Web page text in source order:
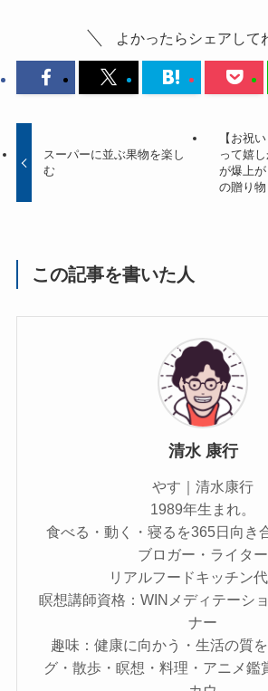
よかったらシェアして
スーパーに並ぶ果物を楽し
む
【お祝
って嬉
が爆上
の贈り物
この記事を書いた人
清水 康行
やす｜清水康行
1989年生まれ。
食べる・動く・寝るを365日向き
ブロガー・ライター
リアルフードキッチン代
瞑想講師資格：WINメディテーシ
ナー
趣味：健康に向かう・生活の質
グ・散歩・瞑想・料理・アニメ鑑